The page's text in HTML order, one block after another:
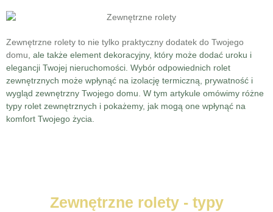
Zewnętrzne rolety to nie tylko praktyczny dodatek do Twojego
domu, ale także element dekoracyjny, który może dodać uroku i
elegancji Twojej nieruchomości. Wybór odpowiednich rolet
zewnętrznych może wpłynąć na izolację termiczną, prywatność i
wygląd zewnętrzny Twojego domu. W tym artykule omówimy różne
typy rolet zewnętrznych i pokażemy, jak mogą one wpłynąć na
komfort Twojego życia.
Zewnętrzne rolety - typy